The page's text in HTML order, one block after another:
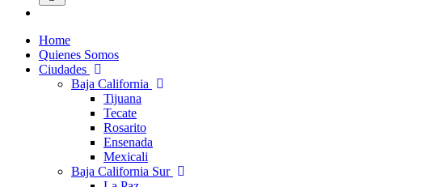
Home
Quienes Somos
Ciudades
Baja California
Tijuana
Tecate
Rosarito
Ensenada
Mexicali
Baja California Sur